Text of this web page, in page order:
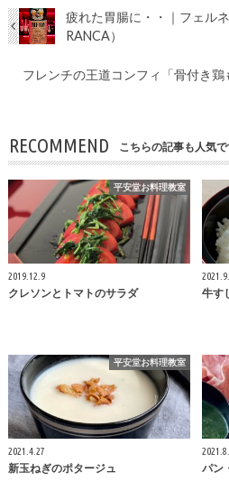
疲れた胃腸に・・｜フェル
RANCA）
フレンチの王道コンフィ「骨付き鶏
RECOMMEND こちらの記事も人気で
平安堂お料理教室
2019.12.9
クレソンとトマトのサラダ 牛す
平安堂お料理教室
2021.4.27
新玉ねぎのポタージュ パン